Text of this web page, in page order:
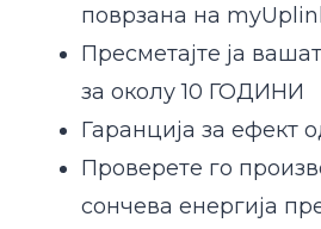
поврзана на
Пресметајте ја
за околу 10 ГОДИНИ
Гаранција за ефект
Проверете го
сончева енергија